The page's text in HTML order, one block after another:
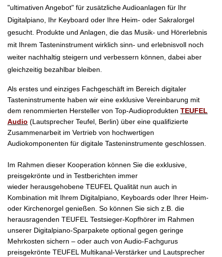
"ultimativen Angebot" für zusätzliche Audioanlagen für Ihr
Digitalpiano, Ihr Keyboard oder Ihre Heim- oder Sakralorgel
gesucht. Produkte und Anlagen, die das Musik- und Hörerlebnis
mit Ihrem Tasteninstrument wirklich sinn- und erlebnisvoll noch
weiter nachhaltig steigern und verbessern können, dabei aber
gleichzeitig bezahlbar bleiben.
Als erstes und einziges Fachgeschäft im Bereich digitaler
Tasteninstrumente haben wir eine exklusive Vereinbarung mit
dem renommierten Hersteller von Top-Audioprodukten TEUFEL
Audio (Lautsprecher Teufel, Berlin) über eine qualifizierte
Zusammenarbeit im Vertrieb von hochwertigen
Audiokomponenten für digitale Tasteninstrumente geschlossen.
Im Rahmen dieser Kooperation können Sie die exklusive,
preisgekrönte und in Testberichten immer
wieder herausgehobene TEUFEL Qualität nun auch in
Kombination mit Ihrem Digitalpiano, Keyboards oder Ihrer Heim-
oder Kirchenorgel genießen. So können Sie sich z.B. die
herausragenden TEUFEL Testsieger-Kopfhörer im Rahmen
unserer Digitalpiano-Sparpakete optional gegen geringe
Mehrkosten sichern – oder auch von Audio-Fachgurus
preisgekrönte TEUFEL Multikanal-Verstärker und Lautsprecher